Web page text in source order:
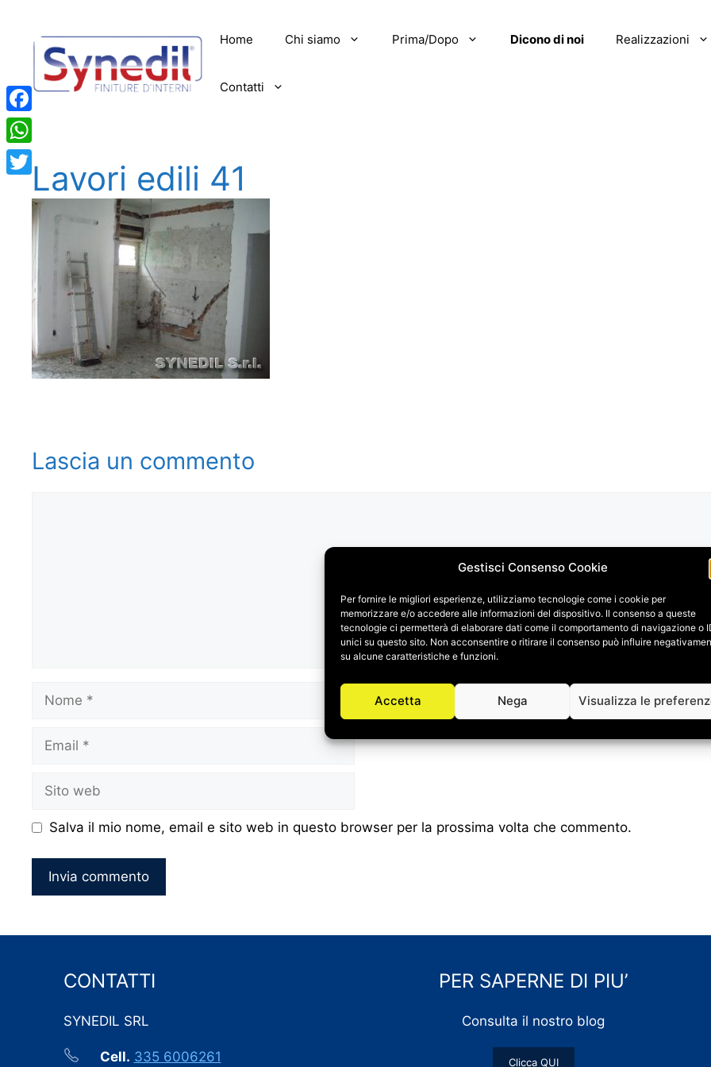
Gestisci Consenso Cookie
Per fornire le migliori esperienze, utilizziamo tecnologie come i cookie per
memorizzare e/o accedere alle informazioni del dispositivo. Il consenso a queste
tecnologie ci permetterà di elaborare dati come il comportamento di navigazione o
unici su questo sito. Non acconsentire o ritirare il consenso può influire
su alcune caratteristiche e funzioni.
Accetta Nega Visualizza le
contenuto
Home Chi siamo Prima/Dopo Dicono di noi Realizzazioni
Contatti
Lavori edili 41
Lascia un commento
Nome
Email
Sito
web
Salva il mio nome, email e sito web in questo browser per la prossima volta che commento.
CONTATTI
SYNEDIL SRL
Cell. 335 6006261
PER SAPERNE DI PIU’
Consulta il nostro blog
Clicca QUI
Facebook
WhatsApp
Twitter